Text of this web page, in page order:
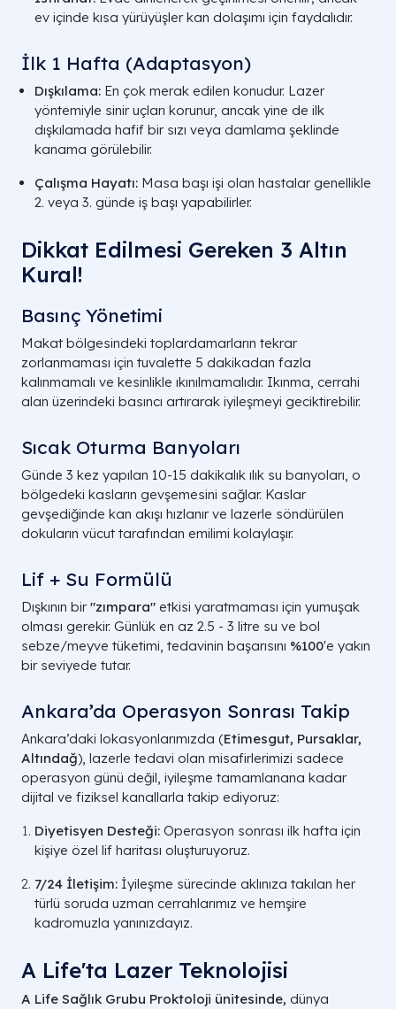
ev içinde kısa yürüyüşler kan dolaşımı için faydalıdır.
İlk 1 Hafta (Adaptasyon)
Dışkılama: En çok merak edilen konudur. Lazer
yöntemiyle sinir uçları korunur, ancak yine de ilk
dışkılamada hafif bir sızı veya damlama şeklinde
kanama görülebilir.
Çalışma Hayatı: Masa başı işi olan hastalar genellikle
2. veya 3. günde iş başı yapabilirler.
Dikkat Edilmesi Gereken 3 Altın
Kural!
Basınç Yönetimi
Makat bölgesindeki toplardamarların tekrar
zorlanmaması için tuvalette 5 dakikadan fazla
kalınmamalı ve kesinlikle ıkınılmamalıdır. Ikınma, cerrahi
alan üzerindeki basıncı artırarak iyileşmeyi geciktirebilir.
Sıcak Oturma Banyoları
Günde 3 kez yapılan 10-15 dakikalık ılık su banyoları, o
bölgedeki kasların gevşemesini sağlar. Kaslar
gevşediğinde kan akışı hızlanır ve lazerle söndürülen
dokuların vücut tarafından emilimi kolaylaşır.
Lif + Su Formülü
Dışkının bir"zımpara" etkisi yaratmaması için yumuşak
olması gerekir. Günlük en az 2.5 - 3 litre su ve bol
sebze/meyve tüketimi, tedavinin başarısını %100'e yakın
bir seviyede tutar.
Ankara’da Operasyon Sonrası Takip
Ankara’daki lokasyonlarımızda (Etimesgut, Pursaklar,
Altındağ), lazerle tedavi olan misafirlerimizi sadece
operasyon günü değil, iyileşme tamamlanana kadar
dijital ve fiziksel kanallarla takip ediyoruz:
Diyetisyen Desteği: Operasyon sonrası ilk hafta için
kişiye özel lif haritası oluşturuyoruz.
7/24 İletişim: İyileşme sürecinde aklınıza takılan her
türlü soruda uzman cerrahlarımız ve hemşire
kadromuzla yanınızdayız.
A Life'ta Lazer Teknolojisi
A Life Sağlık Grubu Proktoloji ünitesinde, dünya